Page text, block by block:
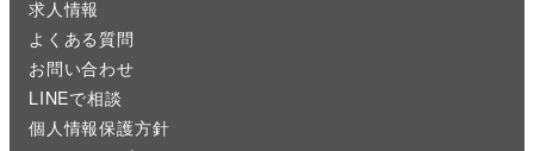
求人情報
よくある質問
お問い合わせ
LINEで相談
個人情報保護方針